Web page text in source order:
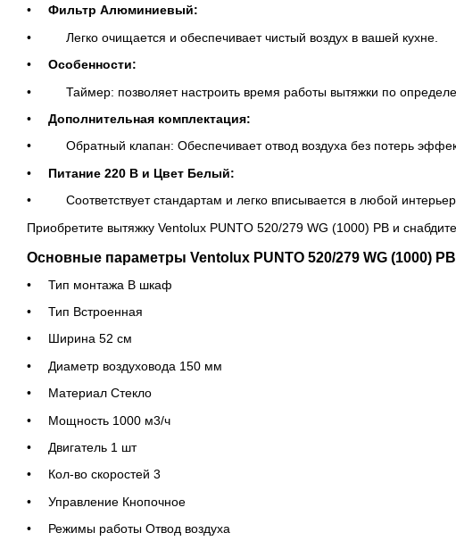
Фильтр Алюминиевый:
Легко очищается и обеспечивает чистый воздух в вашей кухне.
Особенности:
Таймер: позволяет настроить время работы вытяжки по
Дополнительная комплектация:
Обратный клапан: Обеспечивает отвод воздуха без потерь
Питание 220 В и Цвет Белый:
Соответствует стандартам и легко вписывается в любой интерьер
Приобретите вытяжку Ventolux PUNTO 520/279 WG (1000) PB и
Основные параметры Ventolux PUNTO 520/279 WG (1000)
Тип монтажа В шкаф
Тип Встроенная
Ширина 52 см
Диаметр воздуховода 150 мм
Материал Стекло
Мощность 1000 м3/ч
Двигатель 1 шт
Кол-во скоростей 3
Управление Кнопочное
Режимы работы Отвод воздуха